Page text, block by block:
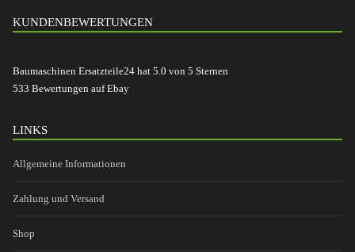
KUNDENBEWERTUNGEN
Baumaschinen Ersatzteile24 hat 5.0 von 5 Sternen
533 Bewertungen auf Ebay
LINKS
Allgemeine Informationen
Zahlung und Versand
Shop